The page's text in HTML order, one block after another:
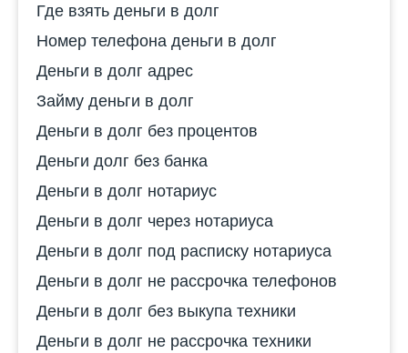
Где взять деньги в долг
Номер телефона деньги в долг
Деньги в долг адрес
Займу деньги в долг
Деньги в долг без процентов
Деньги долг без банка
Деньги в долг нотариус
Деньги в долг через нотариуса
Деньги в долг под расписку нотариуса
Деньги в долг не рассрочка телефонов
Деньги в долг без выкупа техники
Деньги в долг не рассрочка техники